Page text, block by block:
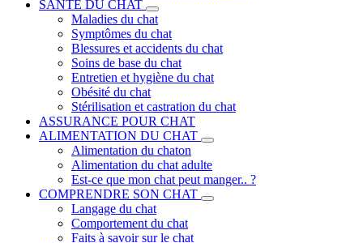
SANTÉ DU CHAT
Maladies du chat
Symptômes du chat
Blessures et accidents du chat
Soins de base du chat
Entretien et hygiène du chat
Obésité du chat
Stérilisation et castration du chat
ASSURANCE POUR CHAT
ALIMENTATION DU CHAT
Alimentation du chaton
Alimentation du chat adulte
Est-ce que mon chat peut manger.. ?
COMPRENDRE SON CHAT
Langage du chat
Comportement du chat
Faits à savoir sur le chat